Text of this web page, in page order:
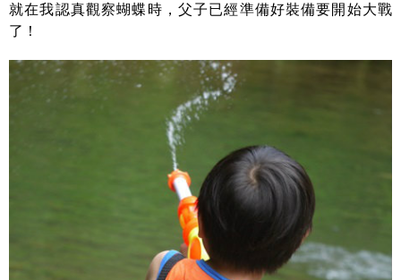
就在我認真觀察蝴蝶時，父子已經準備好裝備要開始大戰
了！